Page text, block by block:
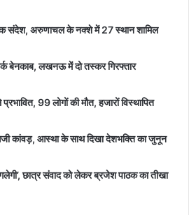
संदेश, अरुणाचल के नक्शे में 27 स्थान शामिल
बेनकाब, लखनऊ में दो तस्कर गिरफ्तार
99 लोगों की मौत, हजारों विस्थापित
कांवड़, आस्था के साथ दिखा देशभक्ति का जुनून
गलेगी’, छात्र संवाद को लेकर ब्रजेश पाठक का तीखा